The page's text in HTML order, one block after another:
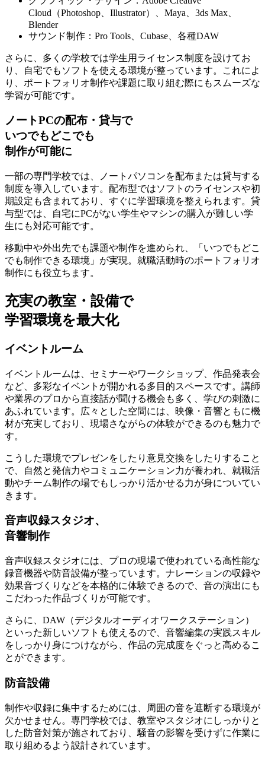
Cloud（Photoshop、Illustrator）、Maya、3ds Max、
Blender
サウンド制作：Pro Tools、Cubase、各種DAW
さらに、多くの学校では学生用ライセンス制度を設けてお
り、
自宅でもソフトを使える環境が整っています。これによ
り、ポートフォリオ制作や課題に取り組む際にもスムーズな
学習が可能です。
ノートPCの配布・貸与で
いつでもどこでも
制作が可能に
一部の専門学校では、ノートパソコンを配布または貸与する
制度を導入しています。配布型ではソフトのライセンスや初
期設定も含まれており、すぐに学習環境を整えられます。貸
与型では、自宅にPCがない学生やマシンの購入が難しい学
生にも対応可能です。
移動中や外出先でも課題や制作を進められ、「いつでもどこ
でも制作できる環境」が実現。就職活動時のポートフォリオ
制作にも役立ちます。
充実の教室・設備で
学習環境を最大化
イベントルーム
イベントルームは、 セミナーやワークショップ、作品発表会
など、多彩なイベントが開かれる多目的スペースです。講師
や業界のプロから直接話が聞ける機会も多く、学びの刺激に
あふれています。広々とした空間には、映像・音響ともに機
材が充実しており、現場さながらの体験ができるのも魅力で
す。
こうした環境でプレゼンをしたり意見交換をしたりすること
で、自然と発信力やコミュニケーション力が養われ、就職活
動やチーム制作の場でもしっかり活かせる力が身についてい
きます。
音声収録スタジオ、
音響制作
音声収録スタジオには、プロの現場で使われている高性能な
録音機器や防音設備が整っています。ナレーションの収録や
効果音づくりなどを本格的に体験できるので、音の演出にも
こだわった作品づくりが可能です。
さらに、DAW（デジタルオーディオワークステーション）
といった新しいソフトも使えるので、音響編集の実践スキル
をしっかり身につけながら、作品の完成度をぐっと高めるこ
とができます。
防音設備
制作や収録に集中するためには、周囲の音を遮断する環境が
欠かせません。専門学校では、教室やスタジオにしっかりと
した防音対策が施されており、騒音の影響を受けずに作業に
取り組めるよう設計されています。